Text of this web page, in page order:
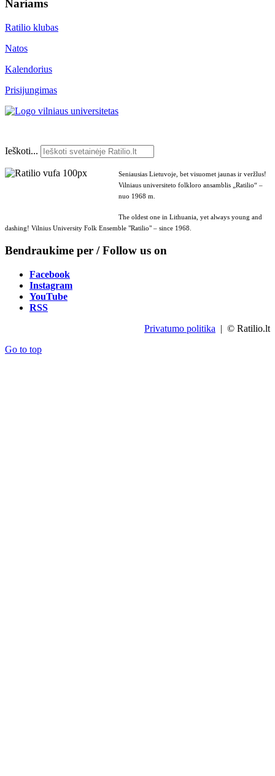
Nariams
Ratilio klubas
Natos
Kalendorius
Prisijungimas
Ieškoti...
Seniausias Lietuvoje, bet visuomet jaunas ir veržlus!
Vilniaus universiteto folkloro ansamblis „Ratilio“ –
nuo 1968 m.
The oldest one in Lithuania, yet always young and
dashing! Vilnius University Folk Ensemble "Ratilio" – since 1968.
Bendraukime per / Follow us on
Facebook
Instagram
YouTube
RSS
Privatumo politika | © Ratilio.lt
Go to top